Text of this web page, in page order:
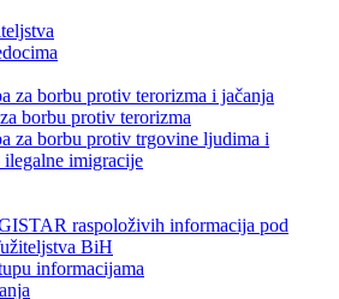
za borbu protiv terorizma i jačanja
borbu protiv terorizma
za borbu protiv trgovine ljudima i
ilegalne imigracije
raspoloživih informacija pod
BiH
informacijama